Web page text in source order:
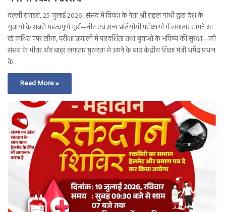
दल्ली राजहरा, 25 जुलाई 2026। संसद में विपक्ष के नेता श्री राहुल गांधी द्वारा देश के
युवाओं के सबसे महत्वपूर्ण मुद्दों—नीट एवं अन्य प्रतियोगी परीक्षाओं में लगातार सामने आ
रहे कथित पेपर लीक, परीक्षा प्रणाली में पारदर्शिता तथा युवाओं के भविष्य की सुरक्षा—को
संसद के भीतर और बाहर लगातार मुखरता से उठाने के बाद केंद्रीय शिक्षा मंत्री धर्मेंद्र प्रधान
के…
Read More »